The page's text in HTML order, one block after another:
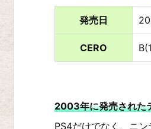
オ
ェ
リ
発売日
CERO
2003年に発売された
PS4だけでなく、ニ